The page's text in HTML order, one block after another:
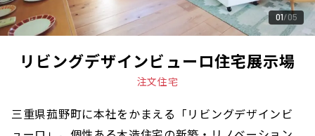
01 05
リビングデザインビューロ住宅展示場
注文住宅
三重県菰野町に本社をかまえる「リビングデザインビ